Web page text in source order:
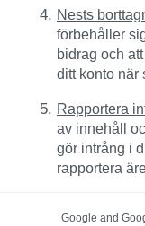
Nests
förbehåller
bidrag och
ditt konto när
Rapportera
av innehåll
gör intrång i
rapportera